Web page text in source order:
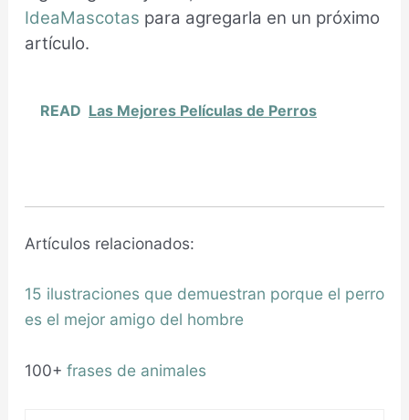
IdeaMascotas para agregarla en un próximo
artículo.
READ Las Mejores Películas de Perros
Artículos relacionados:
15 ilustraciones que demuestran porque el perro
es el mejor amigo del hombre
100+ frases de animales